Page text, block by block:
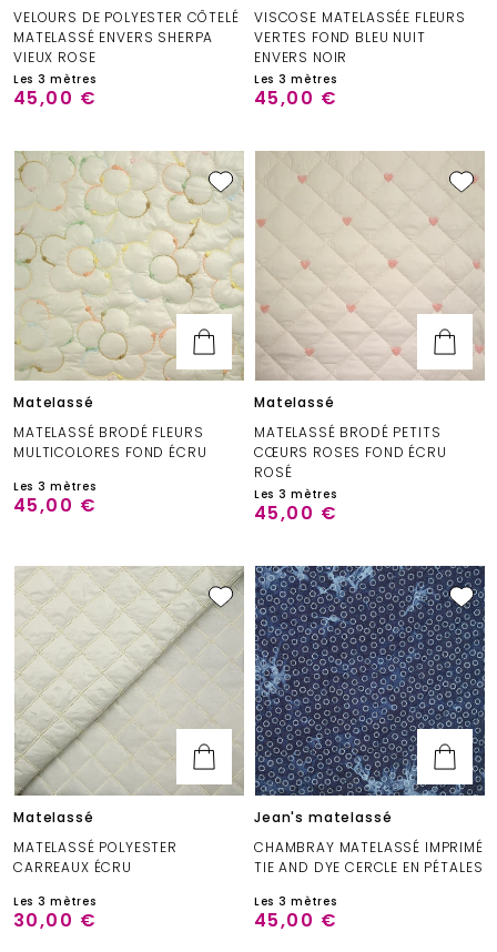
VELOURS DE POLYESTER CÔTELÉ
MATELASSÉ ENVERS SHERPA
VIEUX ROSE
Les 3 mètres
45,00 €
VISCOSE MATELASSÉE FLEURS
VERTES FOND BLEU NUIT
ENVERS NOIR
Les 3 mètres
45,00 €
Matelassé
MATELASSÉ BRODÉ FLEURS
MULTICOLORES FOND ÉCRU
Les 3 mètres
45,00 €
Matelassé
MATELASSÉ BRODÉ PETITS
CŒURS ROSES FOND ÉCRU
ROSÉ
Les 3 mètres
45,00 €
Matelassé
MATELASSÉ POLYESTER
CARREAUX ÉCRU
Les 3 mètres
30,00 €
Jean's matelassé
CHAMBRAY MATELASSÉ IMPRIMÉ
TIE AND DYE CERCLE EN PÉTALES
Les 3 mètres
45,00 €